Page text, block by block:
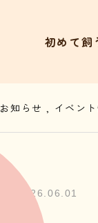
初めて飼
お知らせ イベン
2026.06.01